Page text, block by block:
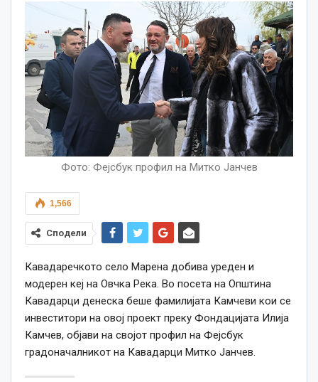
Фото: Фејсбук профил на Митко Јанчев
1,566
Сподели
Кавадаречкото село Марена добива уреден и
модерен кеј на Овчка Река. Во посета на Општина
Кавадарци денеска беше фамилијата Камчеви кои се
инвеститори на овој проект преку Фондацијата Илија
Камчев, објави на својот профил на Фејсбук
градоначалникот на Кавадарци Митко Јанчев.